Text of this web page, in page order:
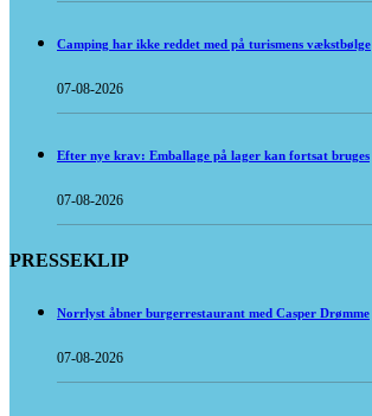
Camping har ikke reddet med på turismens vækstbølge
07-08-2026
Efter nye krav: Emballage på lager kan fortsat bruges
07-08-2026
PRESSEKLIP
Norrlyst åbner burgerrestaurant med Casper Drømme
07-08-2026